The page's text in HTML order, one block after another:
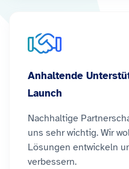
Anhaltende
Launch
Nachhaltige
uns sehr wichtig. Wir
Lösungen entwickeln
verbessern.